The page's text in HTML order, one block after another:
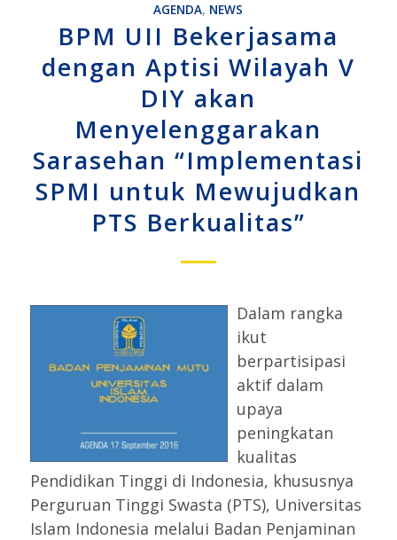
AGENDA, NEWS
BPM UII Bekerjasama
dengan Aptisi Wilayah V
DIY akan
Menyelenggarakan
Sarasehan “Implementasi
SPMI untuk Mewujudkan
PTS Berkualitas”
Dalam rangka
ikut
berpartisipasi
aktif dalam
upaya
peningkatan
kualitas
Pendidikan Tinggi di Indonesia, khususnya
Perguruan Tinggi Swasta (PTS), Universitas
Islam Indonesia melalui Badan Penjaminan